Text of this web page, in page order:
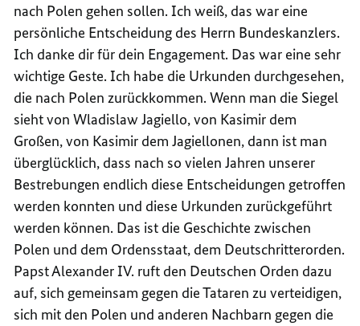
nach Polen gehen sollen. Ich weiß, das war eine
persönliche Entscheidung des Herrn Bundeskanzlers.
Ich danke dir für dein Engagement. Das war eine sehr
wichtige Geste. Ich habe die Urkunden durchgesehen,
die nach Polen zurückkommen. Wenn man die Siegel
sieht von Wladislaw Jagiello, von Kasimir dem
Großen, von Kasimir dem Jagiellonen, dann ist man
überglücklich, dass nach so vielen Jahren unserer
Bestrebungen endlich diese Entscheidungen getroffen
werden konnten und diese Urkunden zurückgeführt
werden können. Das ist die Geschichte zwischen
Polen und dem Ordensstaat, dem Deutschritterorden.
Papst Alexander IV. ruft den Deutschen Orden dazu
auf, sich gemeinsam gegen die Tataren zu verteidigen,
sich mit den Polen und anderen Nachbarn gegen die